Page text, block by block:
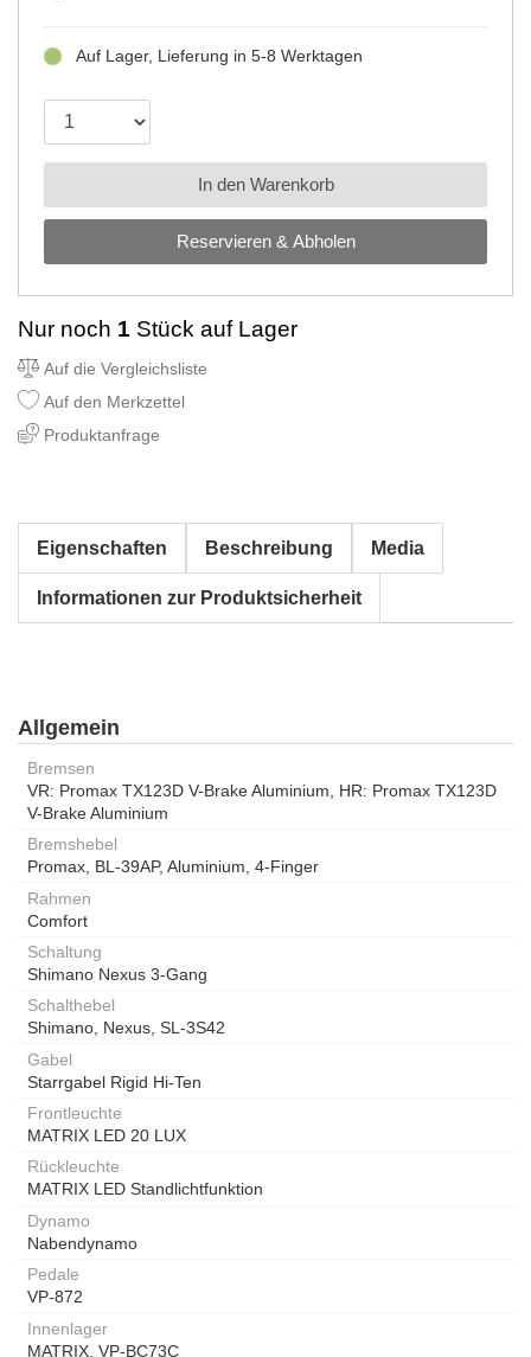
Reservieren & Abholen
Auf Lager, Lieferung in 5-8 Werktagen
In den Warenkorb
Nur noch 1 Stück auf Lager
Auf die Vergleichsliste
Auf den Merkzettel
Produktanfrage
Eigenschaften Beschreibung Media
Informationen zur Produktsicherheit
Allgemein
Bremsen
VR: Promax TX123D V-Brake Aluminium, HR: Promax TX123D
V-Brake Aluminium
Bremshebel
Promax, BL-39AP, Aluminium, 4-Finger
Rahmen
Comfort
Schaltung
Shimano Nexus 3-Gang
Schalthebel
Shimano, Nexus, SL-3S42
Gabel
Starrgabel Rigid Hi-Ten
Frontleuchte
MATRIX LED 20 LUX
Rückleuchte
MATRIX LED Standlichtfunktion
Dynamo
Nabendynamo
Pedale
VP-872
Innenlager
MATRIX, VP-BC73C